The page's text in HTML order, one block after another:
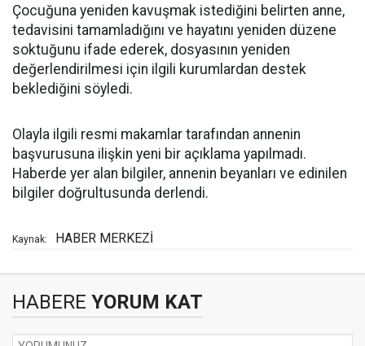
Çocuğuna yeniden kavuşmak istediğini belirten anne,
tedavisini tamamladığını ve hayatını yeniden düzene
soktuğunu ifade ederek, dosyasının yeniden
değerlendirilmesi için ilgili kurumlardan destek
beklediğini söyledi.
Olayla ilgili resmi makamlar tarafından annenin
başvurusuna ilişkin yeni bir açıklama yapılmadı.
Haberde yer alan bilgiler, annenin beyanları ve edinilen
bilgiler doğrultusunda derlendi.
Kaynak: HABER MERKEZİ
HABERE YORUM KAT